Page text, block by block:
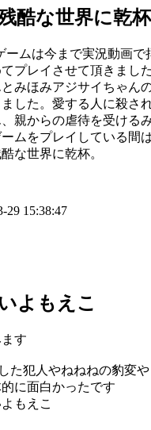
酷な世界に乾杯
ームは今まで実況動画で
プレイさせて頂きまし
みほみアジサイちゃん
した。愛する人に殺さ
親からの虐待を受ける
ムをプレイしている間
な世界に乾杯。
29 15:38:47
よもえこ
す
た犯人やねねねの豹変
に面白かったです
もえこ